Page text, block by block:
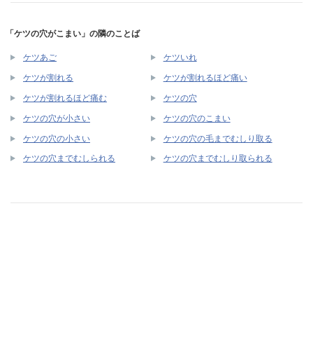
「ケツの穴がこまい」の隣のことば
ケツあご ケツいれ
ケツが割れる ケツが割れるほど痛い
ケツが割れるほど痛む ケツの穴
ケツの穴が小さい ケツの穴のこまい
ケツの穴の小さい ケツの穴の毛までむしり取る
ケツの穴までむしられる ケツの穴までむしり取られる